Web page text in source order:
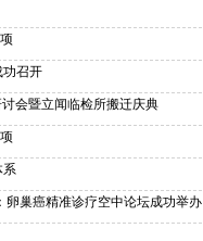
功召开
会暨立闻临检所搬迁庆典
系
卵巢癌精准诊疗空中论坛成功举办